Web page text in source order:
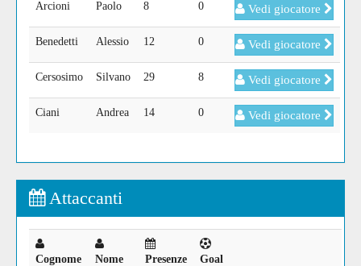
Arcioni Paolo 8 0 Vedi giocatore
Benedetti Alessio 12 0 Vedi giocatore
Cersosimo Silvano 29 8 Vedi giocatore
Ciani Andrea 14 0 Vedi giocatore
Attaccanti
Cognome Nome Presenze
Goal